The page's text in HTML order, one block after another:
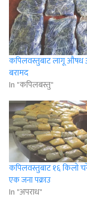
कपिलवस्तुबाट लागू औषध
बरामद
In "कपिलबस्तु"
कपिलवस्तुबाट १६ किलो
एक जना पक्राउ
In "अपराध"